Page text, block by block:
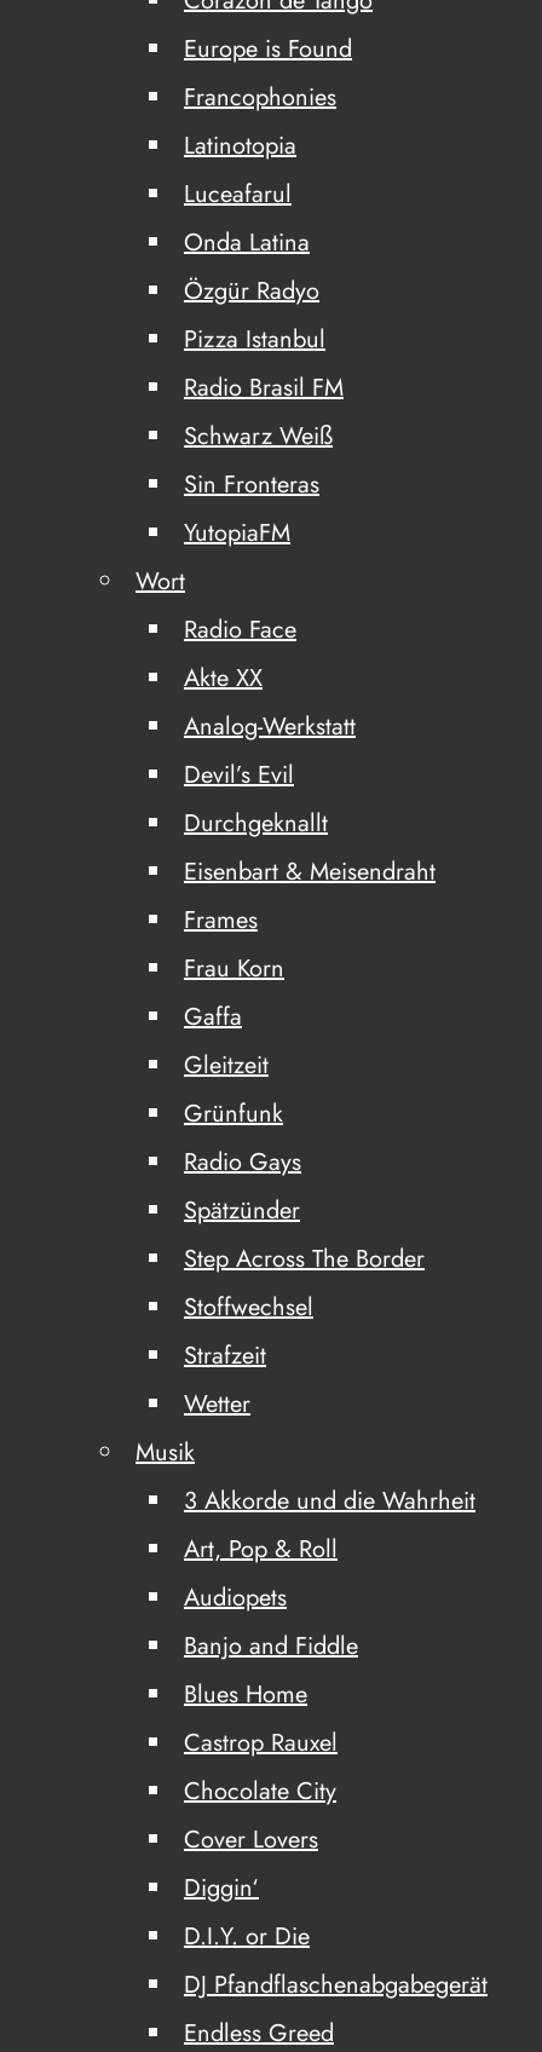
Europe is Found
Francophonies
Latinotopia
Luceafarul
Onda Latina
Özgür Radyo
Pizza Istanbul
Radio Brasil FM
Schwarz Weiß
Sin Fronteras
YutopiaFM
Wort
Radio Face
Akte XX
Analog-Werkstatt
Devil’s Evil
Durchgeknallt
Eisenbart & Meisendraht
Frames
Frau Korn
Gaffa
Gleitzeit
Grünfunk
Radio Gays
Spätzünder
Step Across The Border
Stoffwechsel
Strafzeit
Wetter
Musik
3 Akkorde und die Wahrheit
Art, Pop & Roll
Audiopets
Banjo and Fiddle
Blues Home
Castrop Rauxel
Chocolate City
Cover Lovers
Diggin‘
D.I.Y. or Die
DJ Pfandflaschenabgabegerät
Endless Greed